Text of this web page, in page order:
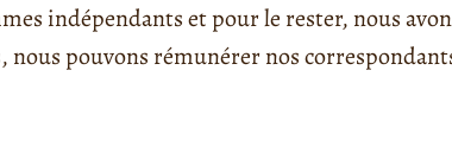
indépendants et pour le rester, nous
nous pouvons rémunérer nos